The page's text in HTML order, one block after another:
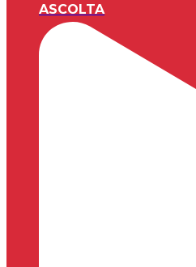
ASCOLTA